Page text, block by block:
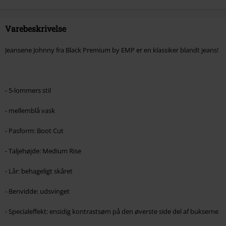
Varebeskrivelse
Jeansene Johnny fra Black Premium by EMP er en klassiker blandt jeans!
- 5-lommers stil
- mellemblå vask
- Pasform: Boot Cut
- Taljehøjde: Medium Rise
- Lår: behageligt skåret
- Benvidde: udsvinget
- Specialeffekt: ensidig kontrastsøm på den øverste side del af bukserne